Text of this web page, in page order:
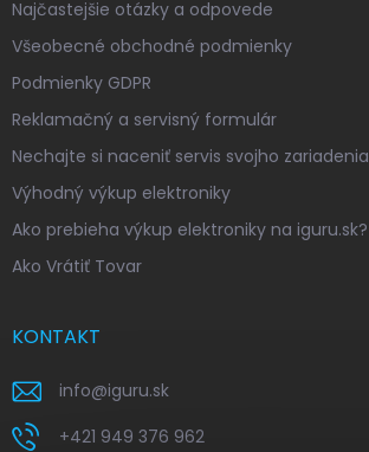
Najčastejšie otázky a odpovede
Všeobecné obchodné podmienky
Podmienky GDPR
Reklamačný a servisný formulár
Nechajte si naceniť servis svojho zariadenia
Výhodný výkup elektroniky
Ako prebieha výkup elektroniky na iguru.sk?
Ako Vrátiť Tovar
KONTAKT
info@iguru.sk
+421 949 376 962